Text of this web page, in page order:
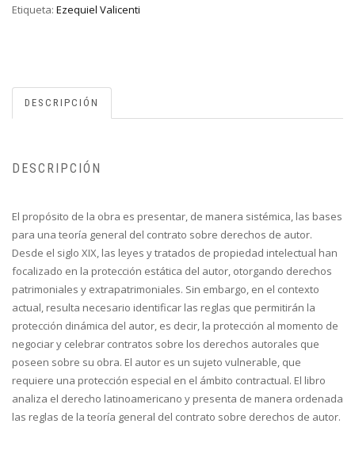
Etiqueta: Ezequiel Valicenti
DESCRIPCIÓN
DESCRIPCIÓN
El propósito de la obra es presentar, de manera sistémica, las bases
para una teoría general del contrato sobre derechos de autor.
Desde el siglo XIX, las leyes y tratados de propiedad intelectual han
focalizado en la protección estática del autor, otorgando derechos
patrimoniales y extrapatrimoniales. Sin embargo, en el contexto
actual, resulta necesario identificar las reglas que permitirán la
protección dinámica del autor, es decir, la protección al momento de
negociar y celebrar contratos sobre los derechos autorales que
poseen sobre su obra. El autor es un sujeto vulnerable, que
requiere una protección especial en el ámbito contractual. El libro
analiza el derecho latinoamericano y presenta de manera ordenada
las reglas de la teoría general del contrato sobre derechos de autor.